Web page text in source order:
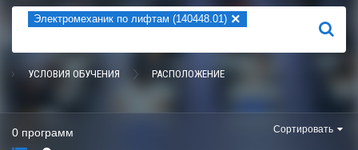
Электромеханик по лифтам (140448.01) ×
НАЙТИ
УСЛОВИЯ ОБУЧЕНИЯ РАСПОЛОЖЕНИЕ
0 программ Сортировать